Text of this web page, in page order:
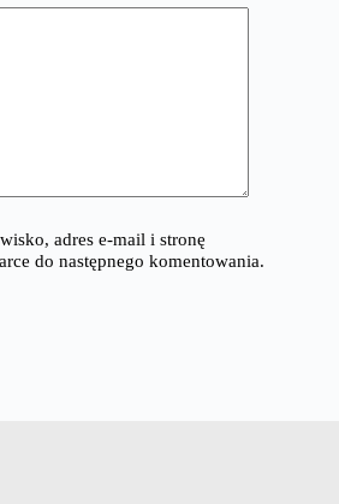
adres e-mail i stronę
do następnego komentowania.